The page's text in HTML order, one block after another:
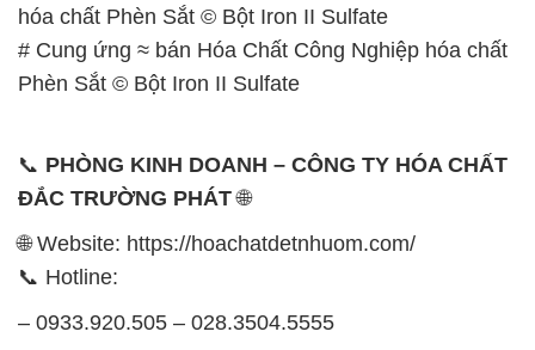
hóa chất Phèn Sắt © Bột Iron II Sulfate
# Cung ứng ≈ bán Hóa Chất Công Nghiệp hóa chất
Phèn Sắt © Bột Iron II Sulfate
📞 PHÒNG KINH DOANH – CÔNG TY HÓA CHẤT
ĐẮC TRƯỜNG PHÁT🌐
🌐 Website: https://hoachatdetnhuom.com/
📞 Hotline:
– 0933.920.505 – 028.3504.5555